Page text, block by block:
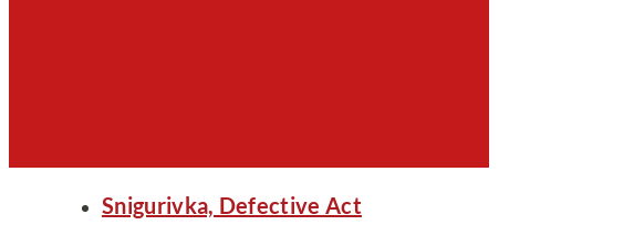
Snigurivka, Defective Act